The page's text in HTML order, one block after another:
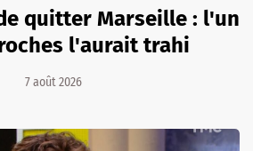
quitter Marseille : l'un
l'aurait trahi
7 août 2026